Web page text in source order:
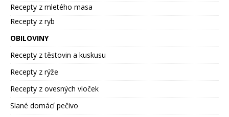
Recepty z mletého masa
Recepty z ryb
OBILOVINY
Recepty z těstovin a kuskusu
Recepty z rýže
Recepty z ovesných vloček
Slané domácí pečivo